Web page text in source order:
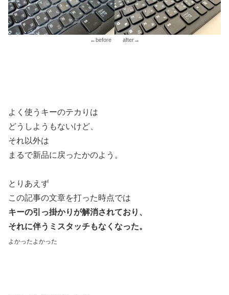
←before after→
よく使うキーのテカりは
どうしようもないけど、
それ以外は
まるで新品に戻ったかのよう。
とりあえず
この記事の文章を打った時点では
キーの引っ掛かりが解消されており、
それに伴うミスタッチもなくなった。
よかったよかった